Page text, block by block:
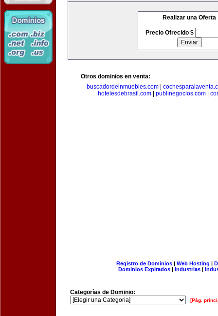
Realizar una Oferta
Precio Ofrecido $
Otros dominios en venta:
buscadordeinmuebles.com
hotelesdebrasil.com
publinegocios.com
Registro de Dominios| Web Hosting |
Dominios Expirados | Industrias |
Categorías de Dominio:
[Pág.